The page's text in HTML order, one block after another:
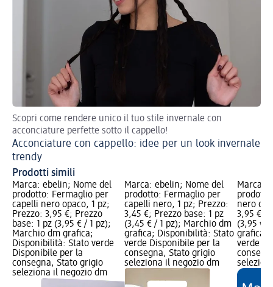
Scopri come rendere unico il tuo stile invernale con
acconciature perfette sotto il cappello!
Acconciature con cappello: idee per un look invernale
trendy
Prodotti simili
Marca: ebelin; Nome del
prodotto: Fermaglio per
capelli nero opaco, 1 pz;
Prezzo: 3,95 €; Prezzo
base: 1 pz (3,95 € / 1 pz);
Marchio dm grafica;
Disponibilità: Stato verde
Disponibile per la
consegna, Stato grigio
seleziona il negozio dm
Marca: ebelin; Nome del
prodotto: Fermaglio per
capelli nero, 1 pz; Prezzo:
3,45 €; Prezzo base: 1 pz
(3,45 € / 1 pz); Marchio dm
grafica; Disponibilità: Stato
verde Disponibile per la
consegna, Stato grigio
seleziona il negozio dm
Marca:
nero
3,95 €;
(3,95 € /
grafica;
verde